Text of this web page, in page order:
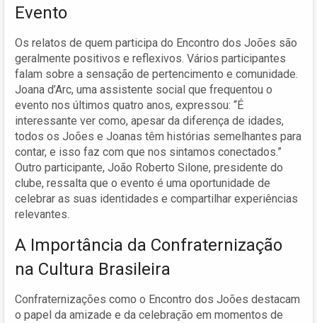
Evento
Os relatos de quem participa do Encontro dos Joões são
geralmente positivos e reflexivos. Vários participantes
falam sobre a sensação de pertencimento e comunidade.
Joana d’Arc, uma assistente social que frequentou o
evento nos últimos quatro anos, expressou: “É
interessante ver como, apesar da diferença de idades,
todos os Joões e Joanas têm histórias semelhantes para
contar, e isso faz com que nos sintamos conectados.”
Outro participante, João Roberto Silone, presidente do
clube, ressalta que o evento é uma oportunidade de
celebrar as suas identidades e compartilhar experiências
relevantes.
A Importância da Confraternização
na Cultura Brasileira
Confraternizações como o Encontro dos Joões destacam
o papel da amizade e da celebração em momentos de